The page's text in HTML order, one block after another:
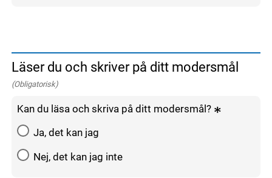
Läser du och skriver på ditt modersmål
(Obligatorisk)
Kan du läsa och skriva på ditt modersmål?
Ja, det kan jag
Nej, det kan jag inte